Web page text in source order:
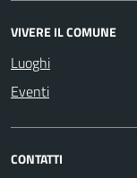
VIVERE IL COMUNE
Luoghi
Eventi
CONTATTI